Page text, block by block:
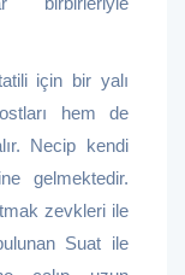
için bir yalı
hem de
Necip kendi
gelmektedir.
zevkleri ile
Suat ile